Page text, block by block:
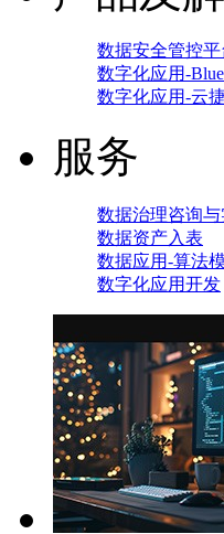
数据安全管控平
数字化应用-
数字化应用-云
服务
数据治理咨询
数据资产入表
数据应用-算法
数字化应用开发